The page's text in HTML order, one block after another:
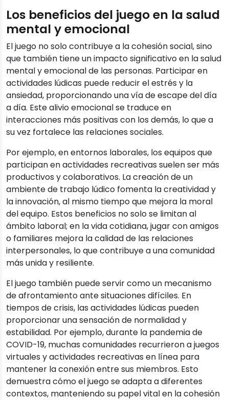
Los beneficios del juego en la salud
mental y emocional
El juego no solo contribuye a la cohesión social, sino
que también tiene un impacto significativo en la salud
mental y emocional de las personas. Participar en
actividades lúdicas puede reducir el estrés y la
ansiedad, proporcionando una vía de escape del día
a día. Este alivio emocional se traduce en
interacciones más positivas con los demás, lo que a
su vez fortalece las relaciones sociales.
Por ejemplo, en entornos laborales, los equipos que
participan en actividades recreativas suelen ser más
productivos y colaborativos. La creación de un
ambiente de trabajo lúdico fomenta la creatividad y
la innovación, al mismo tiempo que mejora la moral
del equipo. Estos beneficios no solo se limitan al
ámbito laboral; en la vida cotidiana, jugar con amigos
o familiares mejora la calidad de las relaciones
interpersonales, lo que contribuye a una comunidad
más unida y resiliente.
El juego también puede servir como un mecanismo
de afrontamiento ante situaciones difíciles. En
tiempos de crisis, las actividades lúdicas pueden
proporcionar una sensación de normalidad y
estabilidad. Por ejemplo, durante la pandemia de
COVID-19, muchas comunidades recurrieron a juegos
virtuales y actividades recreativas en línea para
mantener la conexión entre sus miembros. Esto
demuestra cómo el juego se adapta a diferentes
contextos, manteniendo su papel vital en la cohesión